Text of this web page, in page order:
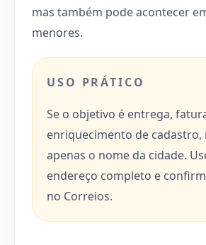
mas também pode acontecer
menores.
USO PRÁTICO
Se o objetivo é entrega,
enriquecimento de cadastro,
apenas o nome da cidade.
endereço completo e
no Correios.